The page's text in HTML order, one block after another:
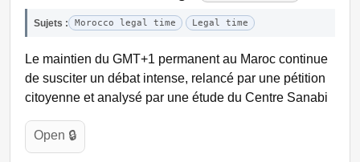
Sujets : Morocco legal time Legal time
Le maintien du GMT+1 permanent au Maroc continue
de susciter un débat intense, relancé par une pétition
citoyenne et analysé par une étude du Centre Sanabi
Open 🔒